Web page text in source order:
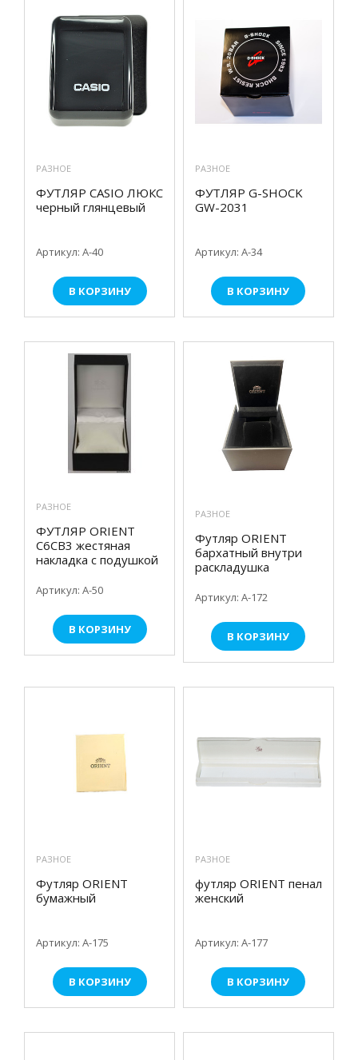
РАЗНОЕ
ФУТЛЯР CASIO ЛЮКС
черный глянцевый
Артикул: А-40
В КОРЗИНУ
РАЗНОЕ
ФУТЛЯР G-SHOCK
GW-2031
Артикул: А-34
В КОРЗИНУ
РАЗНОЕ
ФУТЛЯР ORIENT
C6CB3 жестяная
накладка с подушкой
Артикул: А-50
В КОРЗИНУ
РАЗНОЕ
Футляр ORIENT
бархатный внутри
раскладушка
Артикул: А-172
В КОРЗИНУ
РАЗНОЕ
Футляр ORIENT
бумажный
Артикул: А-175
В КОРЗИНУ
РАЗНОЕ
футляр ORIENT пенал
женский
Артикул: A-177
В КОРЗИНУ